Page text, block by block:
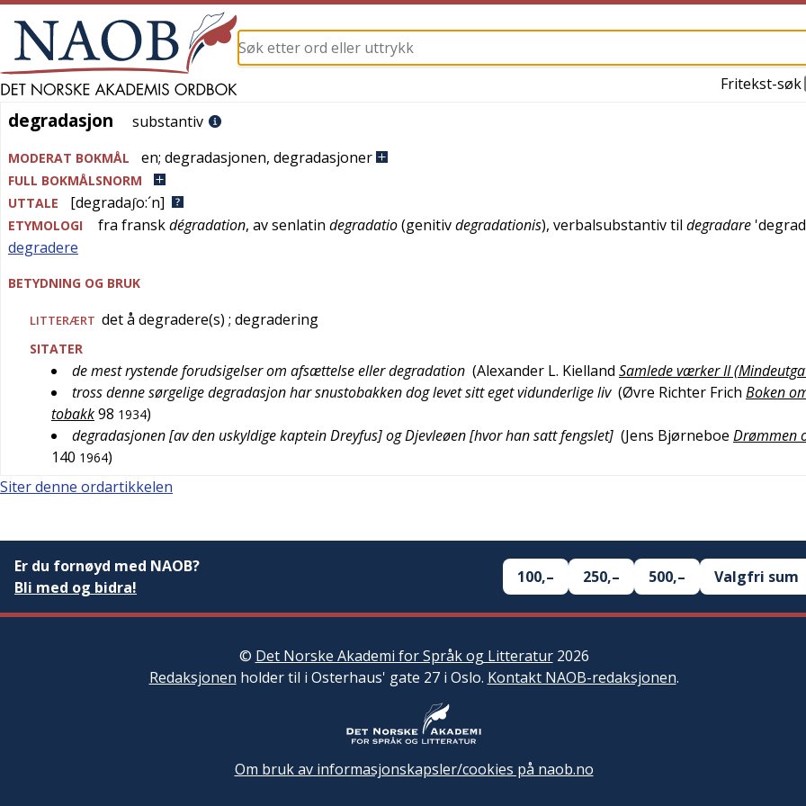
Fritekst-søk
degradasjon
degradasjon substantiv
MODERAT BOKMÅL en; degradasjonen, degradasjoner
FULL BOKMÅLSNORM
UTTALE
[degradaʃo:´n]
ETYMOLOGI fra franskdégradation, avsenlatin degradatio(genitivdegradationis), verbalsubstantiv til degradare '
degradere
BETYDNING OG BRUK
LITTERÆRT det å degradere(s) ; degradering
SITATER
de mest rystende forudsigelser om afsættelse eller degradation (Alexander L. Kielland Samlede værker II
tross denne sørgelige degradasjon har snustobakken dog levet sitt eget vidunderlige liv (Øvre Richter Frich Boken
tobakk98 1934)
degradasjonen [av den uskyldige kaptein Dreyfus] og Djevleøen [hvor han satt fengslet] (Jens Bjørneboe Drømmen
140 1964)
Siter denne ordartikkelen
Er du fornøyd med NAOB?
Bli med og bidra!
100,– 250,– 500,– Valgfri sum
© Det Norske Akademi for Språk og Litteratur2026
Redaksjonen holder til i Osterhaus' gate 27 i Oslo. Kontakt NAOB-redaksjonen.
Om bruk av informasjonskapsler/cookies på naob.no